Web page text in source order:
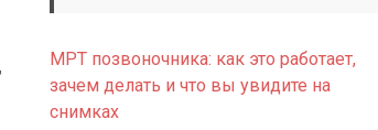
МРТ позвоночника: как это работает,
зачем делать и что вы увидите на
снимках